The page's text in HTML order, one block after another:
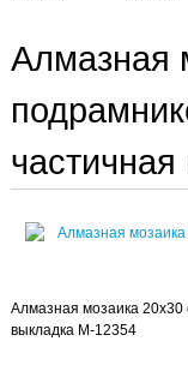
Акции
Контакты
Алмазная
Алмазная мозаика 20х30
выкладка M-12354